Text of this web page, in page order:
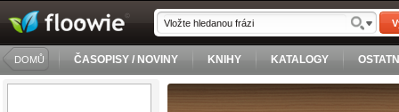
DOMŮ ČASOPISY / NOVINY KNIHY KATALOGY